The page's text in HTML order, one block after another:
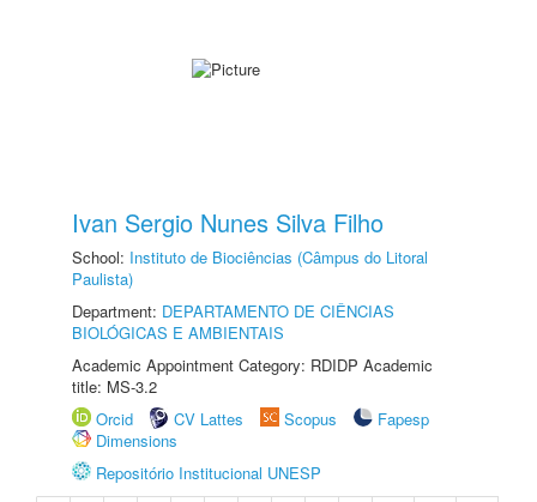
Ivan Sergio Nunes Silva Filho
School: Instituto de Biociências (Câmpus do Litoral
Paulista)
Department: DEPARTAMENTO DE CIÊNCIAS
BIOLÓGICAS E AMBIENTAIS
Academic Appointment Category: RDIDP Academic
title: MS-3.2
Orcid
CV Lattes Scopus
Fapesp
Dimensions
Repositório Institucional UNESP